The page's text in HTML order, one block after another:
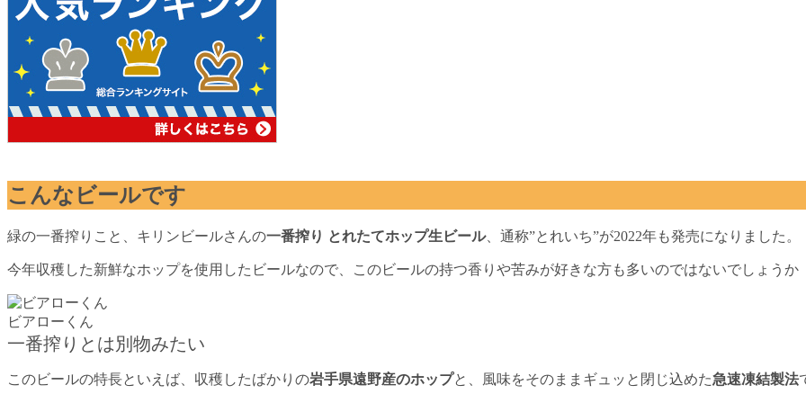
こんなビールです
緑の一番搾りこと、キリンビールさんの一番搾り とれたてホップ生ビール、通称”とれいち”が2022年も発売になりました。
今年収穫した新鮮なホップを使用したビールなので、このビールの持つ香りや苦みが好きな方も多いのではないでしょうか
ビアローくん
一番搾りとは別物みたい
このビールの特長といえば、収穫したばかりの岩手県遠野産のホップと、風味をそのままギュッと閉じ込めた急速凍結製法